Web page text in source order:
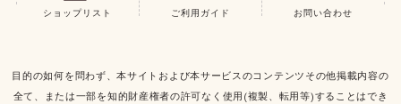
ショップリスト ご利用ガイド お問い合わせ
目的の如何を問わず、本サイトおよび本サービスのコンテンツその他掲載内容の
全て、または一部を知的財産権者の許可なく使用(複製、転用等)することはでき